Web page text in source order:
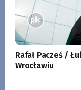
Rafał Pacześ /
Wrocławiu